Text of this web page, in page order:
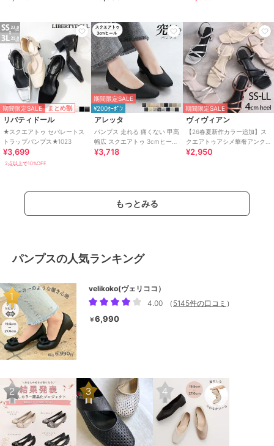
期間限定SALE まとめ割
リバティドール
★スクエアトゥ セパレートス
トラップパンプス★1023
¥3,699
2点以上で10%OFF
期間限定SALE
¥200ｸｰﾎﾟﾝ
アレッタ
パンプス 走れる 痛くない 甲高
幅広 スクエアトゥ 3cmヒール
チャンキーヒール 26秋冬新作
¥3,718
期間限定SALE
ヴィヴィアン
【26春夏新作カラー追加】ス
クエアトゥアシメ華奢アンク
ルストラップサンダル
¥2,950
もっとみる
パンプスの人気ランキング
velikoko(ヴェリココ）
4.00
（ 5145件の口コミ ）
￥6,990